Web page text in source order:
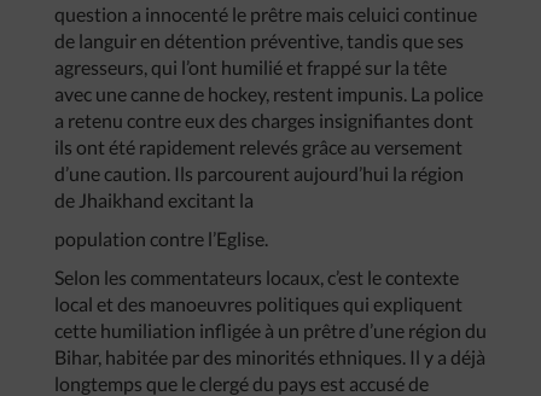
question a innocenté le prêtre mais celuici continue
de languir en détention préventive, tandis que ses
agresseurs, qui l’ont humilié et frappé sur la tête
avec une canne de hockey, restent impunis. La police
a retenu contre eux des charges insignifiantes dont
ils ont été rapidement relevés grâce au versement
d’une caution. Ils parcourent aujourd’hui la région
de Jhaikhand excitant la
population contre l’Eglise.
Selon les commentateurs locaux, c’est le contexte
local et des manoeuvres politiques qui expliquent
cette humiliation infligée à un prêtre d’une région du
Bihar, habitée par des minorités ethniques. Il y a déjà
longtemps que le clergé du pays est accusé de